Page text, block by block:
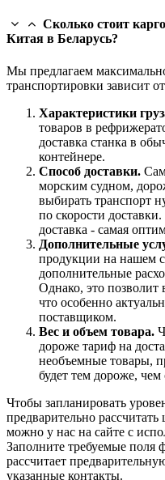
Сколько стоит
Китая в Беларусь?
Мы предлагаем
транспортировки зависит
Характеристики
товаров в
доставка станка в
контейнере.
Способ доставки.
морским судном,
выбирать транспорт
по скорости
доставка - самая
Дополнительные
продукции на нашем
дополнительные
Однако, это позволит
что особенно
поставщиком.
Вес и объем товара.
дороже тариф на
необъемные товары,
будет тем дороже, чем
Чтобы запланировать
предварительно
можно у нас на сайте с
Заполните требуемые
рассчитает
указанные контакты.